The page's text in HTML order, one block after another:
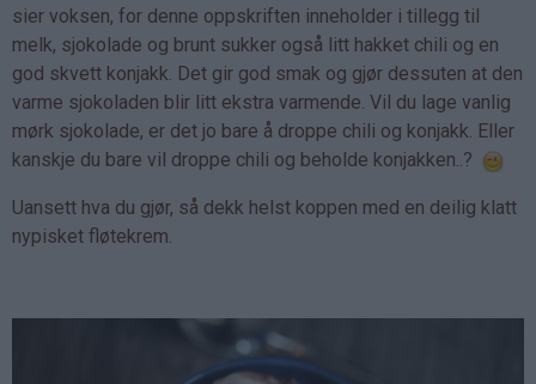
sier voksen, for denne oppskriften inneholder i tillegg til
melk, sjokolade og brunt sukker også litt hakket chili og en
god skvett konjakk. Det gir god smak og gjør dessuten at den
varme sjokoladen blir litt ekstra varmende. Vil du lage vanlig
mørk sjokolade, er det jo bare å droppe chili og konjakk. Eller
kanskje du bare vil droppe chili og beholde konjakken..?
Uansett hva du gjør, så dekk helst koppen med en deilig klatt
nypisket fløtekrem.